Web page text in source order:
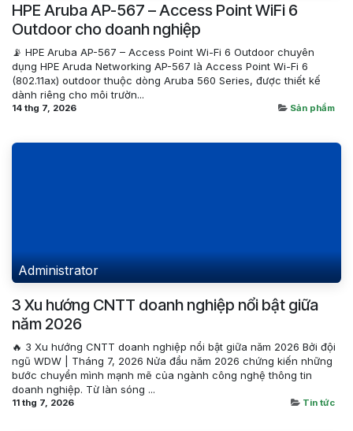
HPE Aruba AP-567 – Access Point WiFi 6
Outdoor cho doanh nghiệp
📡 HPE Aruba AP-567 – Access Point Wi-Fi 6 Outdoor chuyên
dụng HPE Aruda Networking AP-567 là Access Point Wi-Fi 6
(802.11ax) outdoor thuộc dòng Aruba 560 Series, được thiết kế
dành riêng cho môi trườn...
14 thg 7, 2026 Sản phẩm
Administrator
3 Xu hướng CNTT doanh nghiệp nổi bật giữa
năm 2026
🔥 3 Xu hướng CNTT doanh nghiệp nổi bật giữa năm 2026 Bởi đội
ngũ WDW | Tháng 7, 2026 Nửa đầu năm 2026 chứng kiến những
bước chuyển mình mạnh mẽ của ngành công nghệ thông tin
doanh nghiệp. Từ làn sóng ...
11 thg 7, 2026 Tin tức